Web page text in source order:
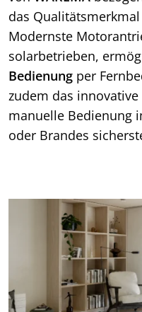
das Qualitätsmerkmal
Modernste
solarbetrieben,
Bedienung per
zudem das
manuelle Bedienung
oder Brandes